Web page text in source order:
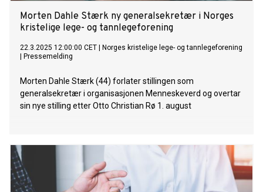
Morten Dahle Stærk ny generalsekretær i Norges
kristelige lege- og tannlegeforening
22.3.2025 12:00:00 CET
Norges kristelige lege- og tannlegeforening
Pressemelding
Morten Dahle Stærk (44) forlater stillingen som
generalsekretær i organisasjonen Menneskeverd og overtar
sin nye stilling etter Otto Christian Rø 1. august